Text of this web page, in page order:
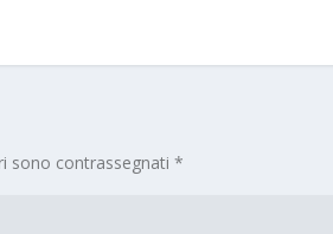
sono contrassegnati*